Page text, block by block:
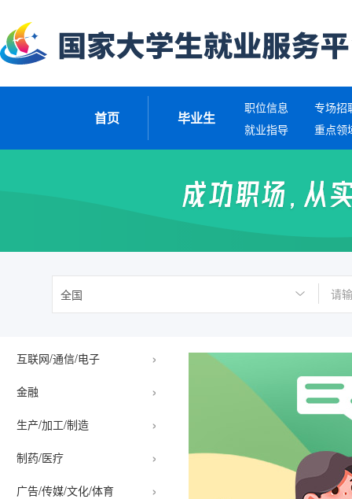
首页 毕业生
职位信息
就业指导
专场招
重点领
互联网/通信/电子 ›
金融 ›
生产/加工/制造 ›
制药/医疗 ›
广告/传媒/文化/体育 ›